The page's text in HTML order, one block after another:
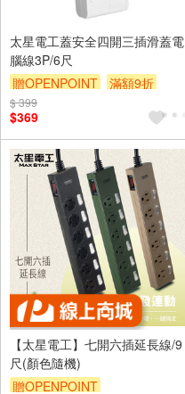
太星電工蓋安全四開三插滑蓋電
腦線3P/6尺
贈OPENPOINT
滿額9折
贈$200
$ 399
$369
【太星電工】七開六插延長線/9
尺(顏色隨機)
贈OPENPOINT